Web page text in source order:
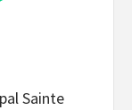
Sainte